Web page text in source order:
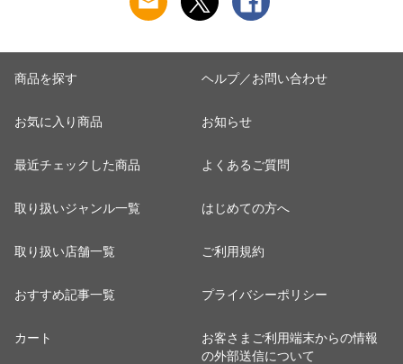
商品を探す
お気に入り商品
最近チェックした商品
取り扱いジャンル一覧
取り扱い店舗一覧
おすすめ記事一覧
カート
ヘルプ／お問い合わせ
お知らせ
よくあるご質問
はじめての方へ
ご利用規約
プライバシーポリシー
お客さまご利用端末からの情報
の外部送信について